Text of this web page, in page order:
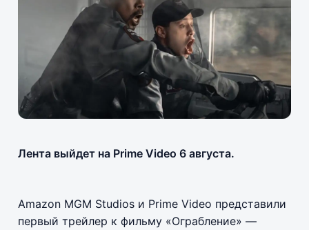
Лента выйдет на Prime Video 6 августа.
Amazon MGM Studios и Prime Video представили
первый трейлер к фильму «Ограбление» —